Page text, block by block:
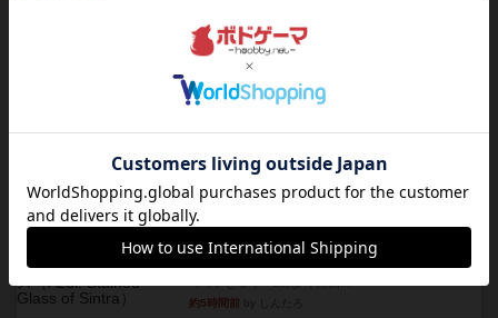
トランプで遊べる2人対戦の麻雀風ゲームです。
10枚の手札で、同じスーツ...
約4時間前 by OSAっち
フリップ７：復讐心とともに
概要Flip 7が復活しました――復讐を伴って!オリ
ジナルゲームの楽し...
約4時間前by jurong
アズール：シントラのステンドグラス
大好きなアズールシリーズ。ステンドグラスを作
約5時間前